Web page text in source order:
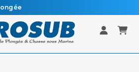
en colissimo recommandé